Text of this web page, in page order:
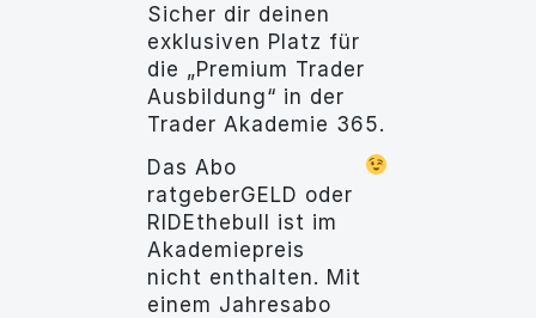
Sicher dir deinen
exklusiven Platz für
die „Premium Trader
Ausbildung“ in der
Trader Akademie 365.
Das Abo
ratgeberGELD oder
RIDEthebull ist im
Akademiepreis
nicht enthalten. Mit
einem Jahresabo